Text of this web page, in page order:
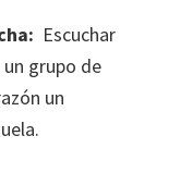
Escuchar
grupo de
un